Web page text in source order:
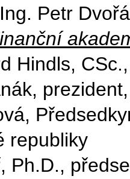
Petr
Hindls,
republiky
Ph.D.,